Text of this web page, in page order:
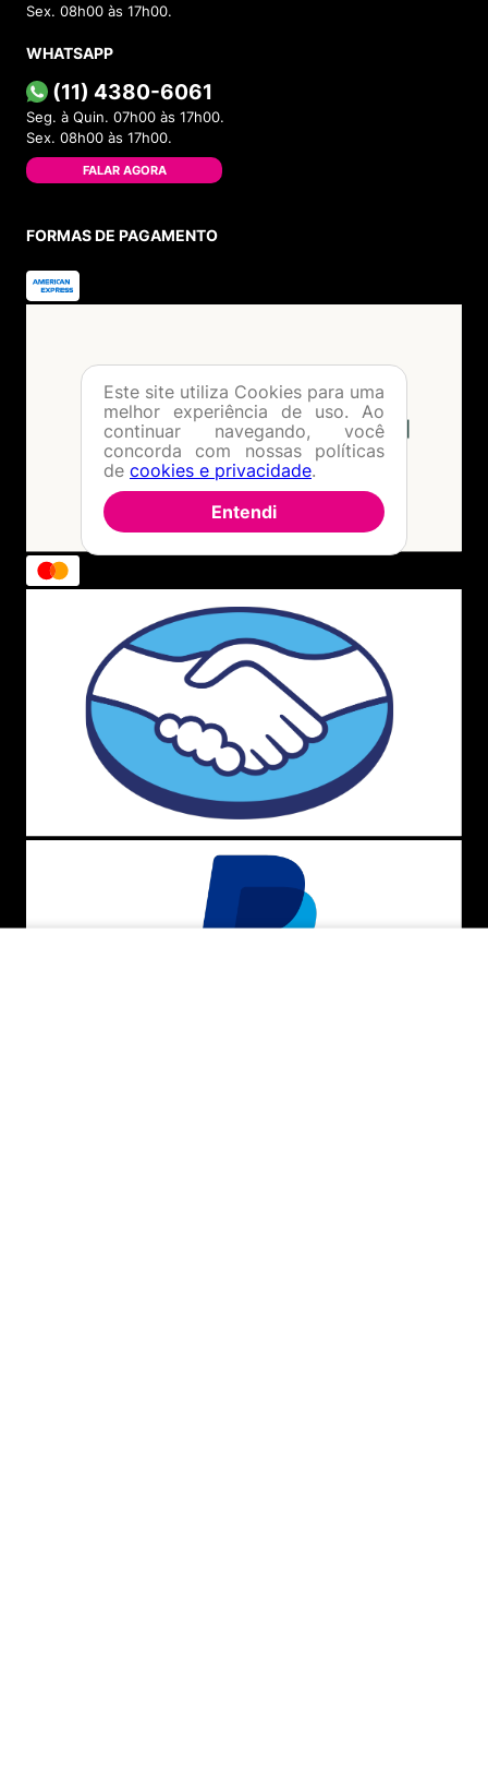
Sex. 08h00 às 17h00.
WHATSAPP
(11) 4380-6061
Seg. à Quin. 07h00 às 17h00.
Sex. 08h00 às 17h00.
FALAR AGORA
FORMAS DE PAGAMENTO
Este site utiliza Cookies para uma
melhor experiência de uso. Ao
continuar navegando, você
concorda com nossas políticas
de cookies e privacidade.
Entendi